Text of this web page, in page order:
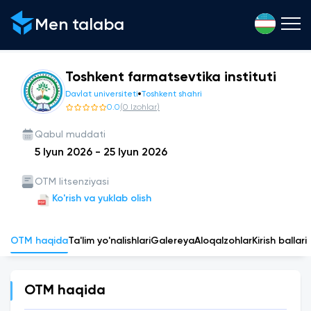
Men talaba
Toshkent farmatsevtika instituti
Davlat universiteti Toshkent shahri
0.0(0 Izohlar)
Qabul muddati
5 Iyun 2026 - 25 Iyun 2026
OTM litsenziyasi
Ko'rish va yuklab olish
OTM haqidaTa'lim yo'nalishlariGalereyaAloqa IzohlarKirish ballari
OTM haqida